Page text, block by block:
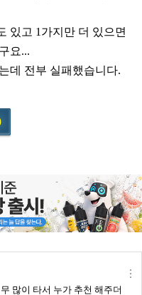
있고 1가지만 더 있으면
요...
데 전부 실패했습니다.
많이 타서 누가 추천 해주더